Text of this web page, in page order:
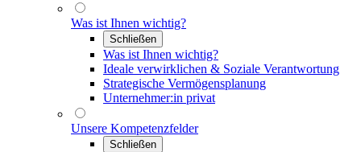
Was ist Ihnen wichtig?
Schließen
Was ist Ihnen wichtig?
Ideale verwirklichen & Soziale Verantwortung
Strategische Vermögensplanung
Unternehmer:in privat
Unsere Kompetenzfelder
Schließen